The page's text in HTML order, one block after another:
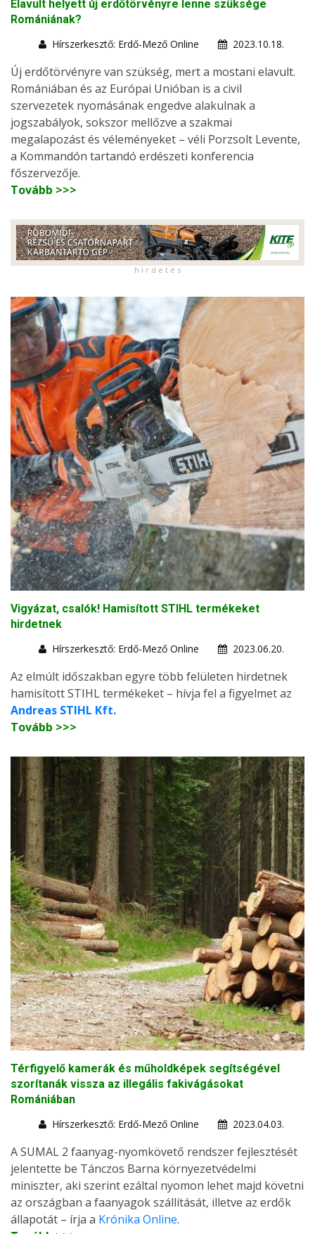
Elavult helyett új erdőtörvényre lenne szüksége
Romániának?
Hírszerkesztő: Erdő-Mező Online
2023.10.18.
Új erdőtörvényre van szükség, mert a mostani elavult.
Romániában és az Európai Unióban is a civil
szervezetek nyomásának engedve alakulnak a
jogszabályok, sokszor mellőzve a szakmai
megalapozást és véleményeket – véli Porzsolt Levente,
a Kommandón tartandó erdészeti konferencia
főszervezője.
Tovább >>>
h i r d e t é s
Vigyázat, csalók! Hamisított STIHL termékeket
hirdetnek
Hírszerkesztő: Erdő-Mező Online
2023.06.20.
Az elmúlt időszakban egyre több felületen hirdetnek
hamisított STIHL termékeket – hívja fel a figyelmet az
Andreas STIHL Kft.
Tovább >>>
Térfigyelő kamerák és műholdképek segítségével
szorítanák vissza az illegális fakivágásokat
Romániában
Hírszerkesztő: Erdő-Mező Online
2023.04.03.
A SUMAL 2 faanyag-nyomkövető rendszer fejlesztését
jelentette be Tánczos Barna környezetvédelmi
miniszter, aki szerint ezáltal nyomon lehet majd követni
az országban a faanyagok szállítását, illetve az erdők
állapotát – írja a Krónika Online.